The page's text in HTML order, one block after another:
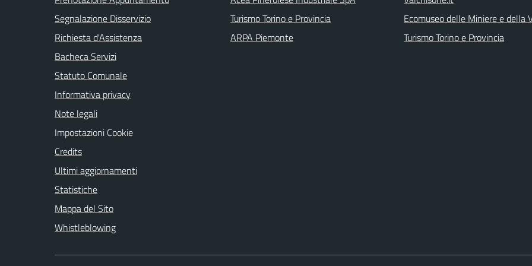
Segnalazione Disservizio
Richiesta d'Assistenza
Bacheca Servizi
Statuto Comunale
Informativa privacy
Note legali
Impostazioni Cookie
Credits
Ultimi aggiornamenti
Statistiche
Mappa del Sito
Whistleblowing
Turismo Torino e Provincia
ARPA Piemonte
Ecomuseo delle Miniere e della
Turismo Torino e Provincia